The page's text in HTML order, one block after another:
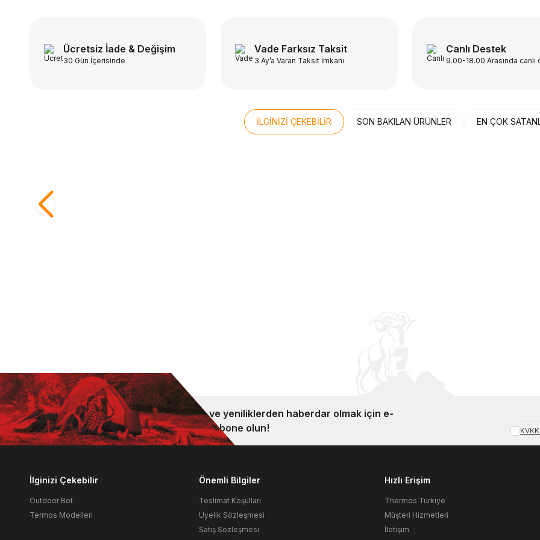
Ücretsiz İade & Değişim
30 Gün İçerisinde
Vade Farksız Taksit
3 Ay’a Varan Taksit İmkanı
Canlı Destek
9.00-18.00 Arasında canlı
İLGİNİZİ ÇEKEBİLİR SON BAKILAN ÜRÜNLER EN ÇOK
Yemek Termosu 0,47L Midnight Blue
101470
Kampanya ve yeniliklerden haberdar olmak için e-
bültenimize abone olun!
İlginizi Çekebilir
Outdoor Bot
Termos Modelleri
Önemli Bilgiler
Teslimat Koşulları
Üyelik Sözleşmesi
Satış Sözleşmesi
Hızlı Erişim
Thermos Türkiye
Müşteri Hizmetleri
İletişim